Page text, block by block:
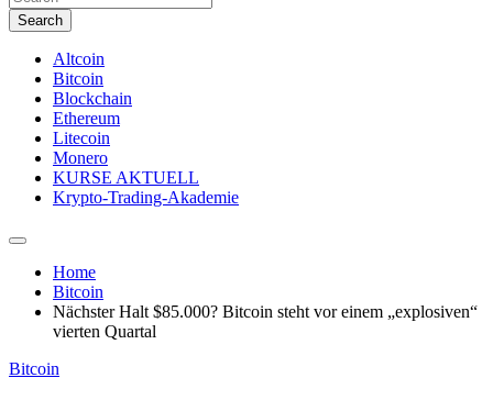
Search
Altcoin
Bitcoin
Blockchain
Ethereum
Litecoin
Monero
KURSE AKTUELL
Krypto-Trading-Akademie
Home
Bitcoin
Nächster Halt $85.000? Bitcoin steht vor einem „explosiven“
vierten Quartal
Bitcoin